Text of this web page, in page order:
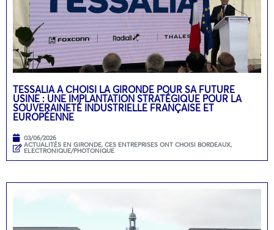
TESSALIA A CHOISI LA GIRONDE POUR SA FUTURE
USINE : UNE IMPLANTATION STRATÉGIQUE POUR LA
SOUVERAINETÉ INDUSTRIELLE FRANÇAISE ET
EUROPÉENNE
03/06/2026
ACTUALITÉS EN GIRONDE, CES ENTREPRISES ONT CHOISI BORDEAUX,
ELECTRONIQUE/PHOTONIQUE